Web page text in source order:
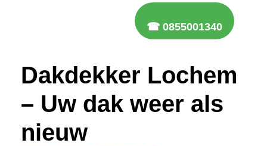
☎ 0855001340
Dakdekker Lochem
– Uw dak weer als
nieuw